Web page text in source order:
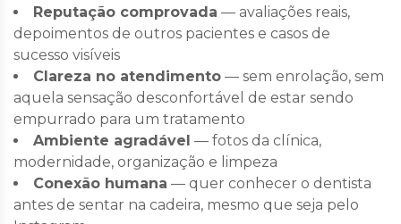
Reputação comprovada — avaliações reais,
depoimentos de outros pacientes e casos de
sucesso visíveis
Clareza no atendimento — sem enrolação, sem
aquela sensação desconfortável de estar sendo
empurrado para um tratamento
Ambiente agradável — fotos da clínica,
modernidade, organização e limpeza
Conexão humana — quer conhecer o dentista
antes de sentar na cadeira, mesmo que seja pelo